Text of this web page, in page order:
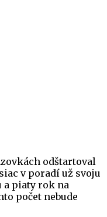
odštartoval
v poradí už svoju
a piaty rok na
počet nebude